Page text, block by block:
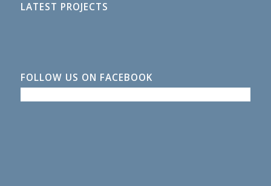
LATEST PROJECTS
FOLLOW US ON FACEBOOK